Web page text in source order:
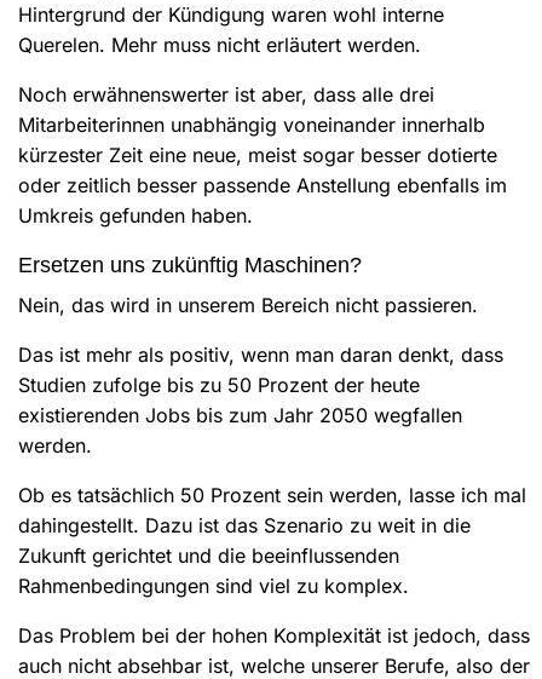
Hintergrund der Kündigung waren wohl interne
Querelen. Mehr muss nicht erläutert werden.
Noch erwähnenswerter ist aber, dass alle drei
Mitarbeiterinnen unabhängig voneinander innerhalb
kürzester Zeit eine neue, meist sogar besser dotierte
oder zeitlich besser passende Anstellung ebenfalls im
Umkreis gefunden haben.
Ersetzen uns zukünftig Maschinen?
Nein, das wird in unserem Bereich nicht passieren.
Das ist mehr als positiv, wenn man daran denkt, dass
Studien zufolge bis zu 50 Prozent der heute
existierenden Jobs bis zum Jahr 2050 wegfallen
werden.
Ob es tatsächlich 50 Prozent sein werden, lasse ich mal
dahingestellt. Dazu ist das Szenario zu weit in die
Zukunft gerichtet und die beeinflussenden
Rahmenbedingungen sind viel zu komplex.
Das Problem bei der hohen Komplexität ist jedoch, dass
auch nicht absehbar ist, welche unserer Berufe, also der